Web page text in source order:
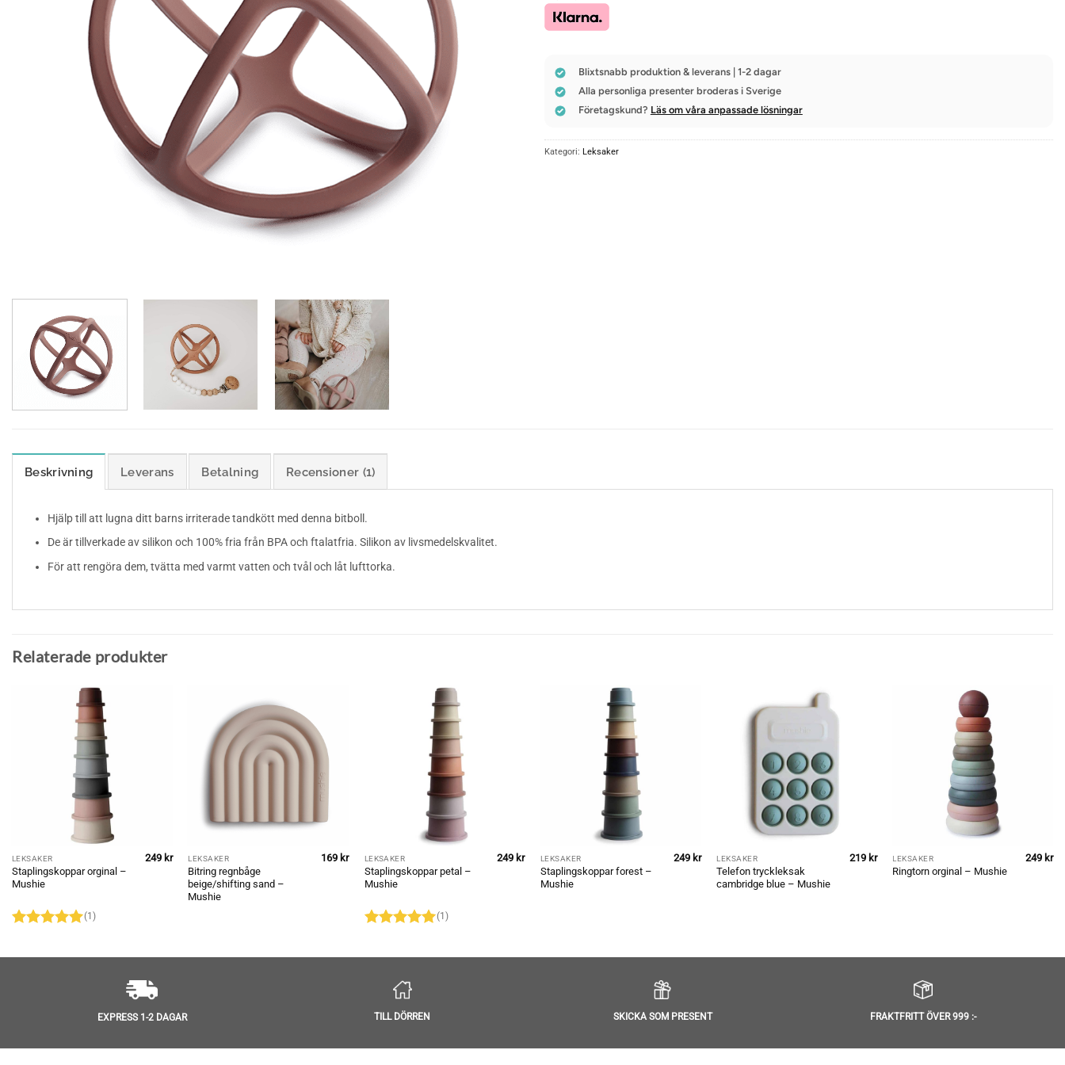
Blixtsnabb produktion & leverans | 1-2 dagar
Alla personliga presenter broderas i Sverige
Företagskund? Läs om våra anpassade lösningar
Kategori: Leksaker
Beskrivning Leverans Betalning Recensioner (1)
Hjälp till att lugna ditt barns irriterade tandkött med denna bitboll.
De är tillverkade av silikon och 100% fria från BPA och ftalatfria. Silikon av livsmedelskvalitet.
För att rengöra dem, tvätta med varmt vatten och tvål och låt lufttorka.
Relaterade produkter
LEKSAKER
Staplingskoppar orginal –
Mushie
(1)
249 kr LEKSAKER
Bitring regnbåge
beige/shifting sand –
Mushie
169 kr LEKSAKER
Staplingskoppar petal –
Mushie
(1)
249 kr LEKSAKER
Staplingskoppar forest –
Mushie
249 kr LEKSAKER
Telefon tryckleksak
cambridge blue – Mushie
219 kr LEKSAKER
Ringtorn orginal – Mushie
249 kr
EXPRESS 1-2 DAGAR TILL DÖRREN SKICKA SOM PRESENT FRAKTFRITT ÖVER 999 :-